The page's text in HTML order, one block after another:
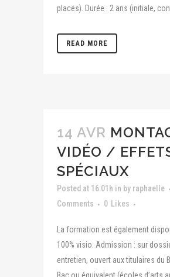
places). Durée : 2 ans (initiale,
READ MORE
14 AVR
VIDÉO /
SPÉCIAUX
Posted at 16:01h in by raphaelle
Comments
0 Likes
La formation est également
100% visio. Admission : sur
entretien, ouvert aux titulaires du